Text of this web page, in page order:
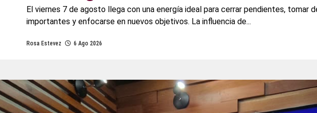
El viernes 7 de agosto llega con una energía ideal para cerrar pendientes, tomar
importantes y enfocarse en nuevos objetivos. La influencia de...
Rosa Estevez 6 Ago 2026